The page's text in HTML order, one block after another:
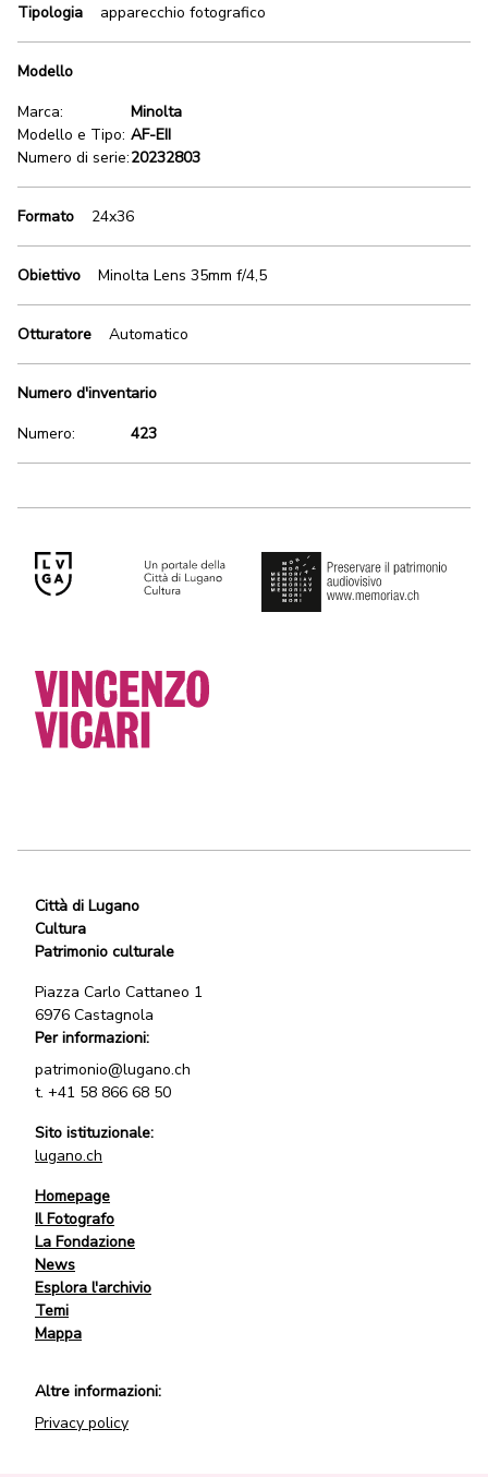
Tipologia apparecchio fotografico
Modello
Marca:
Minolta
Modello e Tipo: AF-EII
Numero di serie:20232803
Formato 24x36
Obiettivo Minolta Lens 35mm f/4,5
Otturatore Automatico
Numero d'inventario
Numero:
423
Città di Lugano
Cultura
Patrimonio culturale
Piazza Carlo Cattaneo 1
6976 Castagnola
Per informazioni:
patrimonio@lugano.ch
t. +41 58 866 68 50
Sito istituzionale:
lugano.ch
Homepage
Il Fotografo
La Fondazione
News
Esplora l'archivio
Temi
Mappa
Altre informazioni:
Privacy policy